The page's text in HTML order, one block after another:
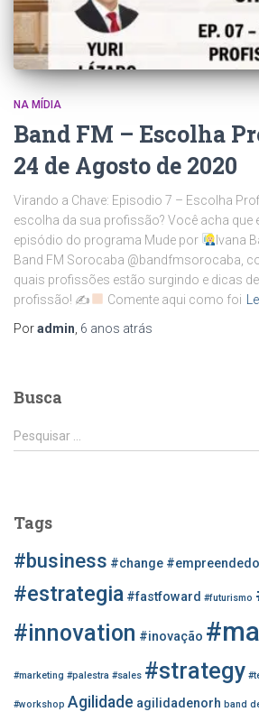
NA MÍDIA
Band FM – Escolha
24 de Agosto de 2020
Virando a Chave: Episodio 7 – Escolha
escolha da sua profissão? Você acha que
episódio do programa Mude por
Ivana
Band FM Sorocaba @bandfmsorocaba,
quais profissões estão surgindo e dicas
profissão! ✍
Comente aqui como foi
Poradmin 6 anos atrás
Busca
P
e
a
r
o
Pesquisar …
Tags
#business #change
#estrategia #fastfoward #futurismo
#innovation #inovação
#marketing #palestra #sales #strategy
#workshop Agilidade agilidadenorh band